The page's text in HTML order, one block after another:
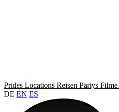
Prides Locations Reisen Partys Filme
DE EN ES